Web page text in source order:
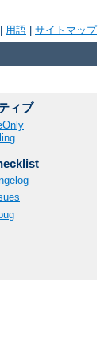
用語 サイトマップ
ィブ